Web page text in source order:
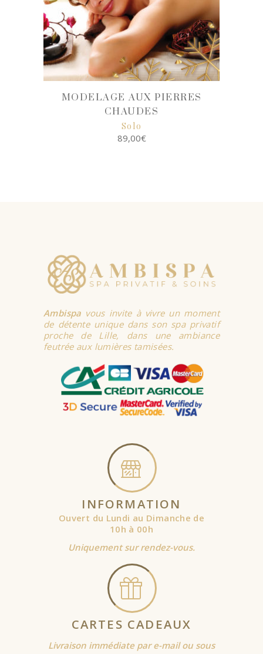
MODELAGE AUX PIERRES
CHAUDES
Solo
89,00€
Ambispa vous invite à vivre un moment
de détente unique dans son spa privatif
proche de Lille, dans une ambiance
feutrée aux lumières tamisées.
INFORMATION
Ouvert du Lundi au Dimanche de
10h à 00h
Uniquement sur rendez-vous.
CARTES CADEAUX
Livraison immédiate par e-mail ou sous